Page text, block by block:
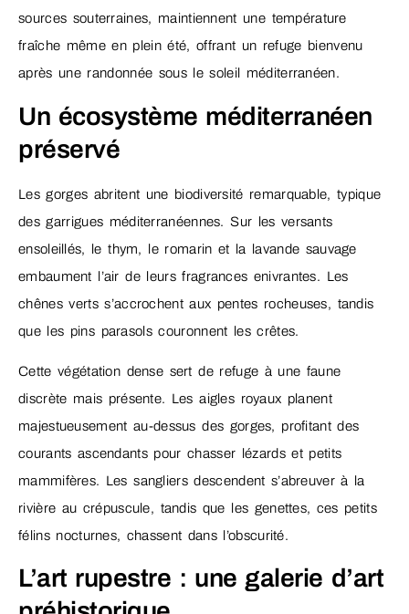
sources souterraines, maintiennent une température
fraîche même en plein été, offrant un refuge bienvenu
après une randonnée sous le soleil méditerranéen.
Un écosystème méditerranéen
préservé
Les gorges abritent une biodiversité remarquable, typique
des garrigues méditerranéennes. Sur les versants
ensoleillés, le thym, le romarin et la lavande sauvage
embaument l’air de leurs fragrances enivrantes. Les
chênes verts s’accrochent aux pentes rocheuses, tandis
que les pins parasols couronnent les crêtes.
Cette végétation dense sert de refuge à une faune
discrète mais présente. Les aigles royaux planent
majestueusement au-dessus des gorges, profitant des
courants ascendants pour chasser lézards et petits
mammifères. Les sangliers descendent s’abreuver à la
rivière au crépuscule, tandis que les genettes, ces petits
félins nocturnes, chassent dans l’obscurité.
L’art rupestre : une galerie d’art